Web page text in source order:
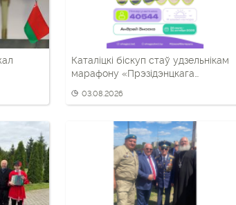
детей
Каталіцкі біскуп стаў удзельнікам
марафону «Прэзідэнцкага
03.08.2026